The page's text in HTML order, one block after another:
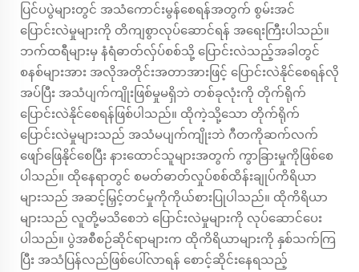
ပြင်ပပွဲများတွင် အသံကောင်းမွန်စေရန်အတွက် စွမ်းအင်
ပြောင်းလဲမှုများကို တိကျစွာလုပ်ဆောင်ရန် အရေးကြီးပါသည်။
ဘက်ထရီများမှ နံရံဓာတ်လှ်ပ်စစ်သို့ ပြောင်းလဲသည့်အခါတွင်
စနစ်များအား အလိုအတိုင်းအတာအားဖြင့် ပြောင်းလဲနိုင်စေရန်လို
အပ်ပြီး အသံပျက်ကျိုးဖြစ်မှုမရှိဘဲ တစ်ခုလုံးကို တိုက်ရိုက်
ပြောင်းလဲနိုင်စေရန်ဖြစ်ပါသည်။ ထိုကဲ့သို့သော တိုက်ရိုက်
ပြောင်းလဲမှုများသည် အသံမပျက်ကျိုးဘဲ ဂီတကိုဆက်လက်
ဖျော်ဖြေနိုင်စေပြီး နားထောင်သူများအတွက် ကွာခြားမှုကိုဖြစ်စေ
ပါသည်။ ထိုနေရာတွင် စမတ်ဓာတ်လှုပ်စစ်ထိန်းချုပ်ကိရိယာ
များသည် အဆင့်မြှင့်တင်မှုကိုကိုယ်စားပြုပါသည်။ ထိုကိရိယာ
များသည် လူတို့မသိစေဘဲ ပြောင်းလဲမှုများကို လုပ်ဆောင်ပေး
ပါသည်။ ပွဲအစီစဉ်ဆိုင်ရာများက ထိုကိရိယာများကို နှစ်သက်ကြ
ပြီး အသံပြန်လည်ဖြစ်ပေါ်လာရန် စောင့်ဆိုင်းနေရသည့်